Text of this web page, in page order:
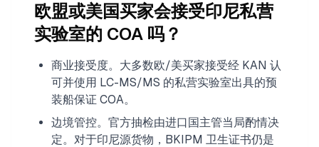
欧盟或美国买家会接受印尼私营
实验室的 COA 吗？
商业接受度。大多数欧/美买家接受经 KAN 认
可并使用 LC-MS/MS 的私营实验室出具的预
装船保证 COA。
边境管控。官方抽检由进口国主管当局酌情决
定。对于印尼源货物，BKIPM 卫生证书仍是